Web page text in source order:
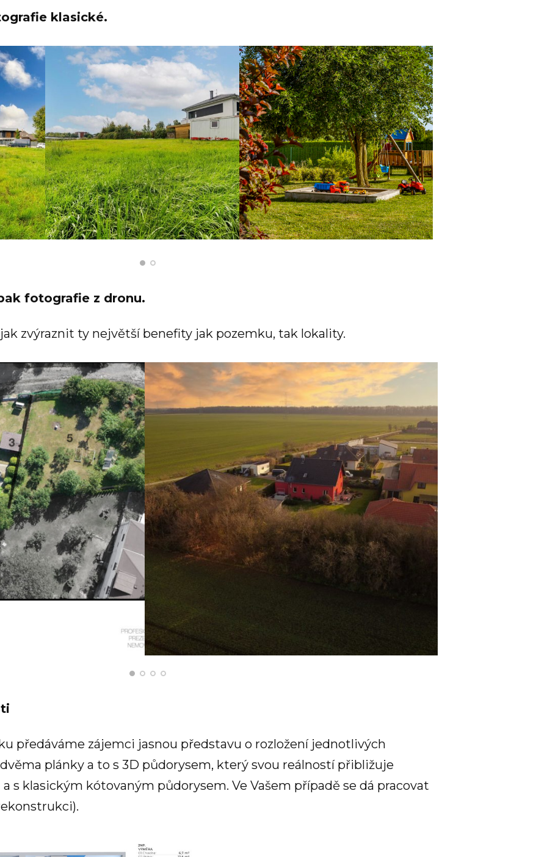
klasické.
fotografie z dronu.
zvýraznit ty největší benefity jak pozemku, tak lokality.
předáváme zájemci jasnou představu o rozložení jednotlivých
plánky a to s 3D půdorysem, který svou reálností přibližuje
s klasickým kótovaným půdorysem. Ve Vašem případě se dá pracovat